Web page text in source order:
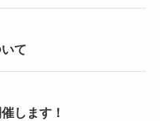
て
します！